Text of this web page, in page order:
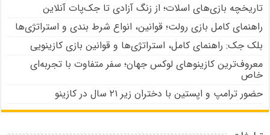
تاریخچه بازی‌های اسلات؛ از زنگ آزادی تا جک‌پات‌ آنلاین
راهنمای کامل بازی رولت؛ قوانین، انواع شرط بندی و استراتژی‌ها
بلک جک: راهنمای کامل، استراتژی‌ها و قوانین بازی کازینویی
معروف‌ترین کازینوهای لوکس جهان؛ سفر متفاوت با تجربه‌ای
خاص
حضور ترامپ و اپستین با دختران زیر ۲۱ سال در کازینو